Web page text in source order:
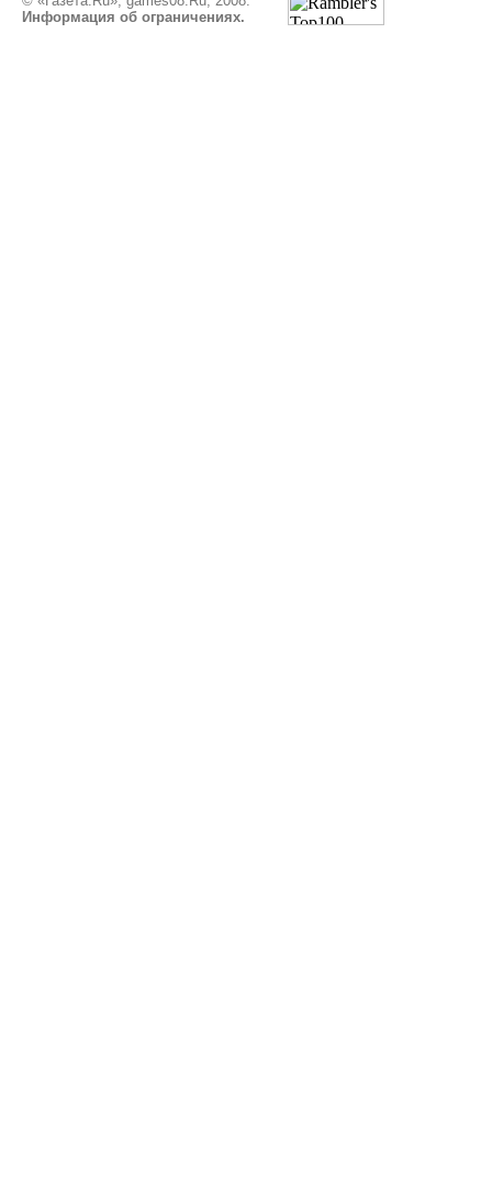
Информация об ограничениях.